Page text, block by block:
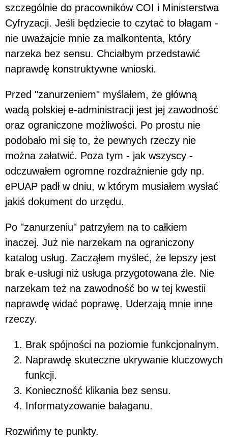
szczególnie do pracowników COI i Ministerstwa
Cyfryzacji. Jeśli będziecie to czytać to błagam -
nie uważajcie mnie za malkontenta, który
narzeka bez sensu. Chciałbym przedstawić
naprawdę konstruktywne wnioski.
Przed "zanurzeniem" myślałem, że główną
wadą polskiej e-administracji jest jej zawodność
oraz ograniczone możliwości. Po prostu nie
podobało mi się to, że pewnych rzeczy nie
można załatwić. Poza tym - jak wszyscy -
odczuwałem ogromne rozdrażnienie gdy np.
ePUAP padł w dniu, w którym musiałem wysłać
jakiś dokument do urzędu.
Po "zanurzeniu" patrzyłem na to całkiem
inaczej. Już nie narzekam na ograniczony
katalog usług. Zacząłem myśleć, że lepszy jest
brak e-usługi niż usługa przygotowana źle. Nie
narzekam też na zawodność bo w tej kwestii
naprawdę widać poprawę. Uderzają mnie inne
rzeczy.
Brak spójności na poziomie funkcjonalnym.
Naprawdę skuteczne ukrywanie kluczowych
funkcji.
Konieczność klikania bez sensu.
Informatyzowanie bałaganu.
Rozwińmy te punkty.